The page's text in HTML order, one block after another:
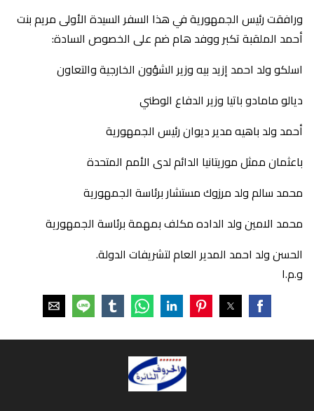
ورافقت رئيس الجمهورية في هذا السفر السيدة الأولى مريم بنت
أحمد الملقبة تكبر ووفد هام ضم على الخصوص السادة:
اسلكو ولد احمد إزيد بيه وزير الشؤون الخارجية والتعاون
ديالو مامادو باتيا وزير الدفاع الوطني
أحمد ولد باهيه مدير ديوان رئيس الجمهورية
باعثمان ممثل موريتانيا الدائم لدى الأمم المتحدة
محمد سالم ولد مرزوك مستشار برئاسة الجمهورية
محمد الامين ولد الداده مكلف بمهمة برئاسة الجمهورية
الحسن ولد احمد المدير العام لتشريفات الدولة.
و.م.ا